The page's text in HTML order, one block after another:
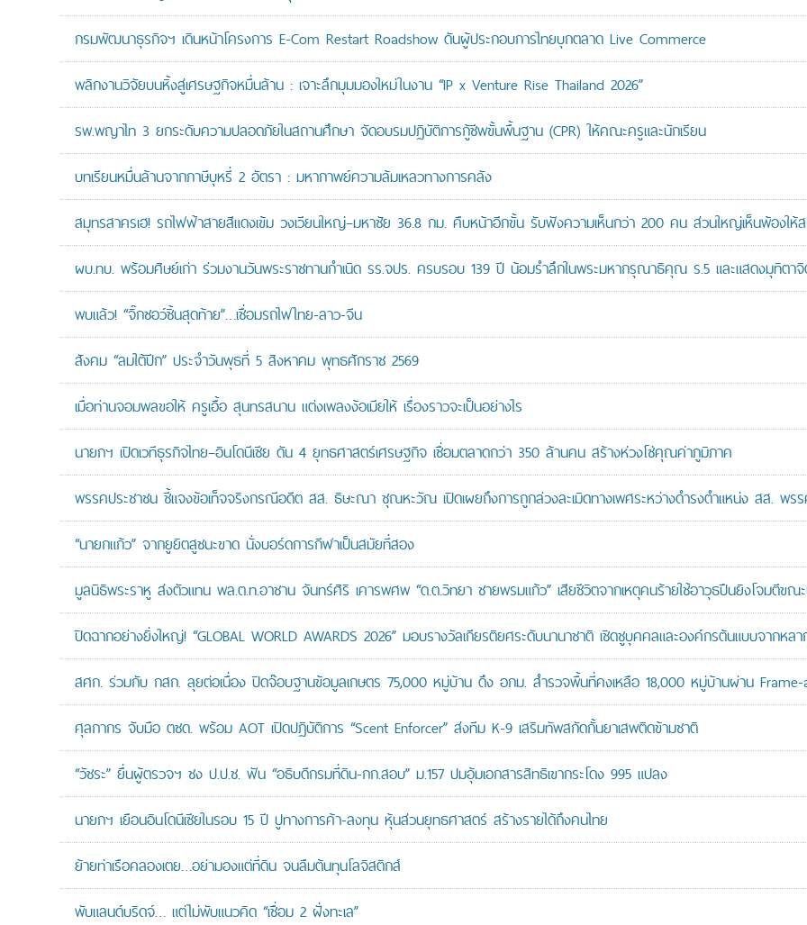
กรมพัฒนาธุรกิจฯ เดินหน้าโครงการ E-Com Restart Roadshow ดันผู้ประกอบการไทยบุกตลาด Live Commerce
พลิกงานวิจัยบนหิ้งสู่เศรษฐกิจหมื่นล้าน : เจาะลึกมุมมองใหม่ในงาน “IP x Venture Rise Thailand 2026”
รพ.พญาไท 3 ยกระดับความปลอดภัยในสถานศึกษา จัดอบรมปฏิบัติการกู้ชีพขั้นพื้นฐาน (CPR) ให้คณะครูและนักเรียน
บทเรียนหมื่นล้านจากภาษีบุหรี่ 2 อัตรา : มหากาพย์ความล้มเหลวทางการคลัง
สมุทรสาครเฮ! รถไฟฟ้าสายสีแดงเข้ม วงเวียนใหญ่–มหาชัย 36.8 กม. คืบหน้าอีกขั้น รับฟังความเห็นกว่า 200 คน ส่วนใหญ่เห็นพ้องให้
ผบ.ทบ. พร้อมศิษย์เก่า ร่วมงานวันพระราชทานกำเนิด รร.จปร. ครบรอบ 139 ปี น้อมรำลึกในพระมหากรุณาธิคุณ ร.5 และแสดงมุทิตา
พบแล้ว! “จิ๊กซอว์ชิ้นสุดท้าย”…เชื่อมรถไฟไทย-ลาว-จีน
สังคม “ลมใต้ปีก” ประจำวันพุธที่ 5 สิงหาคม พุทธศักราช 2569
เมื่อท่านจอมพลขอให้ ครูเอื้อ สุนทรสนาน แต่งเพลงง้อเมียให้ เรื่องราวจะเป็นอย่างไร
นายกฯ เปิดเวทีธุรกิจไทย–อินโดนีเซีย ดัน 4 ยุทธศาสตร์เศรษฐกิจ เชื่อมตลาดกว่า 350 ล้านคน สร้างห่วงโซ่คุณค่าภูมิภาค
พรรคประชาชน ชี้แจงข้อเท็จจริงกรณีอดีต สส. ธิษะณา ชุณหะวัณ เปิดเผยถึงการถูกล่วงละเมิดทางเพศระหว่างดำรงตำแหน่ง สส. พรร
“นายกแก้ว” จากยูยิตสูชนะขาด นั่งบอร์ดการกีฬาเป็นสมัยที่สอง
มูลนิธิพระราหู ส่งตัวแทน พล.ต.ท.อาชาน จันทร์ศิริ เคารพศพ “ด.ต.วิทยา ชายพรมแก้ว” เสียชีวิตจากเหตุคนร้ายใช้อาวุธปืนยิงโจมตีขณ
ปิดฉากอย่างยิ่งใหญ่! “GLOBAL WORLD AWARDS 2026” มอบรางวัลเกียรติยศระดับนานาชาติ เชิดชูบุคคลและองค์กรต้นแบบจากหล
สศก. ร่วมกับ กสก. ลุยต่อเนื่อง ปิดจ๊อบฐานข้อมูลเกษตร 75,000 หมู่บ้าน ดึง อกม. สำรวจพื้นที่คงเหลือ 18,000 หมู่บ้านผ่าน
ศุลกากร จับมือ ตชด. พร้อม AOT เปิดปฏิบัติการ “Scent Enforcer” ส่งทีม K-9 เสริมทัพสกัดกั้นยาเสพติดข้ามชาติ
“วัชระ” ยื่นผู้ตรวจฯ ชง ป.ป.ช. ฟัน “อธิบดีกรมที่ดิน-กก.สอบ” ม.157 ปมอุ้มเอกสารสิทธิเขากระโดง 995 แปลง
นายกฯ เยือนอินโดนีเซียในรอบ 15 ปี ปูทางการค้า-ลงทุน หุ้นส่วนยุทธศาสตร์ สร้างรายได้ถึงคนไทย
ย้ายท่าเรือคลองเตย…อย่ามองแต่ที่ดิน จนลืมต้นทุนโลจิสติกส์
พับแลนด์บริดจ์… แต่ไม่พับแนวคิด “เชื่อม 2 ฝั่งทะเล”